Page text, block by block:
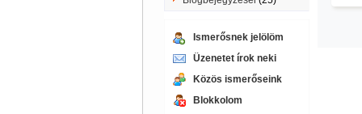
Ismerősnek jelölöm
Üzenetet írok neki
Közös ismerőseink
Blokkolom